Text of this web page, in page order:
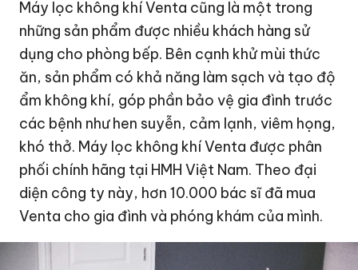
Máy lọc không khí Venta cũng là một trong
những sản phẩm được nhiều khách hàng sử
dụng cho phòng bếp. Bên cạnh khử mùi thức
ăn, sản phẩm có khả năng làm sạch và tạo độ
ẩm không khí, góp phần bảo vệ gia đình trước
các bệnh như hen suyễn, cảm lạnh, viêm họng,
khó thở. Máy lọc không khí Venta được phân
phối chính hãng tại HMH Việt Nam. Theo đại
diện công ty này, hơn 10.000 bác sĩ đã mua
Venta cho gia đình và phóng khám của mình.